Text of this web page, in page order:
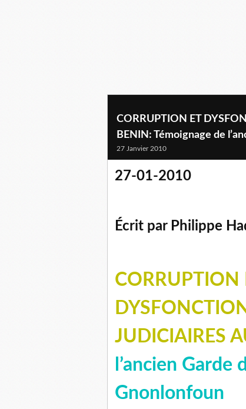
CORRUPTION ET
BENIN: Témoignage de
27 Janvier 2010
27-01-2010
Écrit par Philippe
CORRUPTION
JUDICIAIRES
l’ancien Garde
Gnonlonfoun